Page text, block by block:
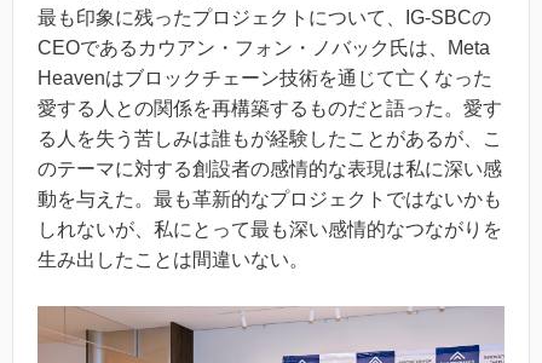
最も印象に残ったプロジェクトについて、IG-SBCの
CEOであるカウアン・フォン・ノバック氏は、Meta
Heavenはブロックチェーン技術を通じて亡くなった
愛する人との関係を再構築するものだと語った。愛す
る人を失う苦しみは誰もが経験したことがあるが、こ
のテーマに対する創設者の感情的な表現は私に深い感
動を与えた。最も革新的なプロジェクトではないかも
しれないが、私にとって最も深い感情的なつながりを
生み出したことは間違いない。